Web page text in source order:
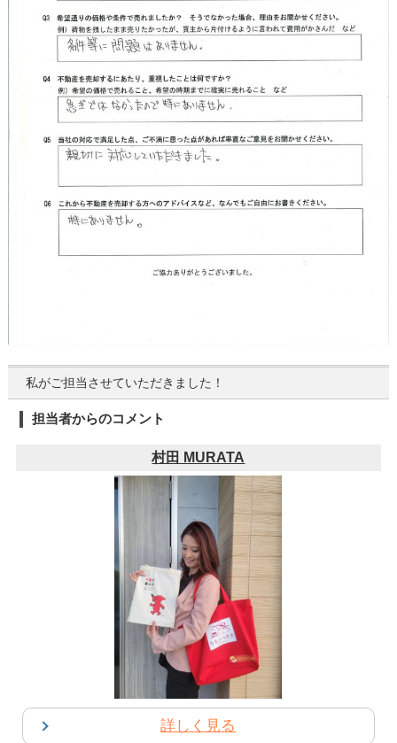
私がご担当させていただきました！
担当者からのコメント
村田 MURATA
詳しく見る